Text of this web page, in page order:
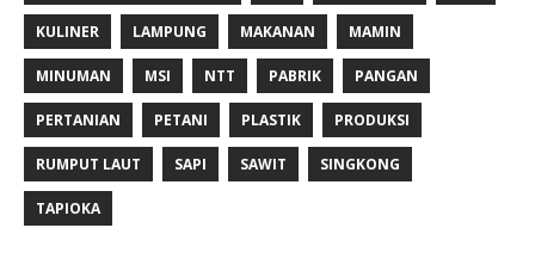
KULINER LAMPUNG MAKANAN MAMIN
MINUMAN MSI NTT PABRIK PANGAN
PERTANIAN PETANI PLASTIK PRODUKSI
RUMPUT LAUT SAPI SAWIT SINGKONG
TAPIOKA